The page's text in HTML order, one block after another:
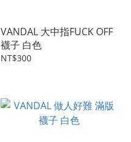
VANDAL 大中指FUCK OFF
襪子 白色
NT$300